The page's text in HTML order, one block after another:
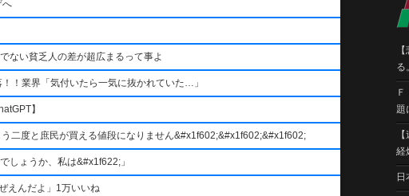
へ
ない貧乏人の差が超広まるって事よ
！業界「気付いたら一気に抜かれていた…」
】
二度と庶民が買える値段になりません&#x1f602;&#x1f602;&#x1f602;
しょうか、私は&#x1f622;」
えんだよ」1万いいね
る
題
経
日